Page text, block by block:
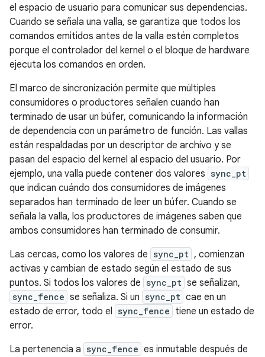
el espacio de usuario para comunicar sus dependencias.
Cuando se señala una valla, se garantiza que todos los
comandos emitidos antes de la valla estén completos
porque el controlador del kernel o el bloque de hardware
ejecuta los comandos en orden.
El marco de sincronización permite que múltiples
consumidores o productores señalen cuando han
terminado de usar un búfer, comunicando la información
de dependencia con un parámetro de función. Las vallas
están respaldadas por un descriptor de archivo y se
pasan del espacio del kernel al espacio del usuario. Por
ejemplo, una valla puede contener dos valores sync_pt
que indican cuándo dos consumidores de imágenes
separados han terminado de leer un búfer. Cuando se
señala la valla, los productores de imágenes saben que
ambos consumidores han terminado de consumir.
Las cercas, como los valores de sync_pt , comienzan
activas y cambian de estado según el estado de sus
puntos. Si todos los valores de sync_pt se señalizan,
sync_fence se señaliza. Si un sync_pt cae en un
estado de error, todo el sync_fence tiene un estado de
error.
La pertenencia a sync_fence es inmutable después de